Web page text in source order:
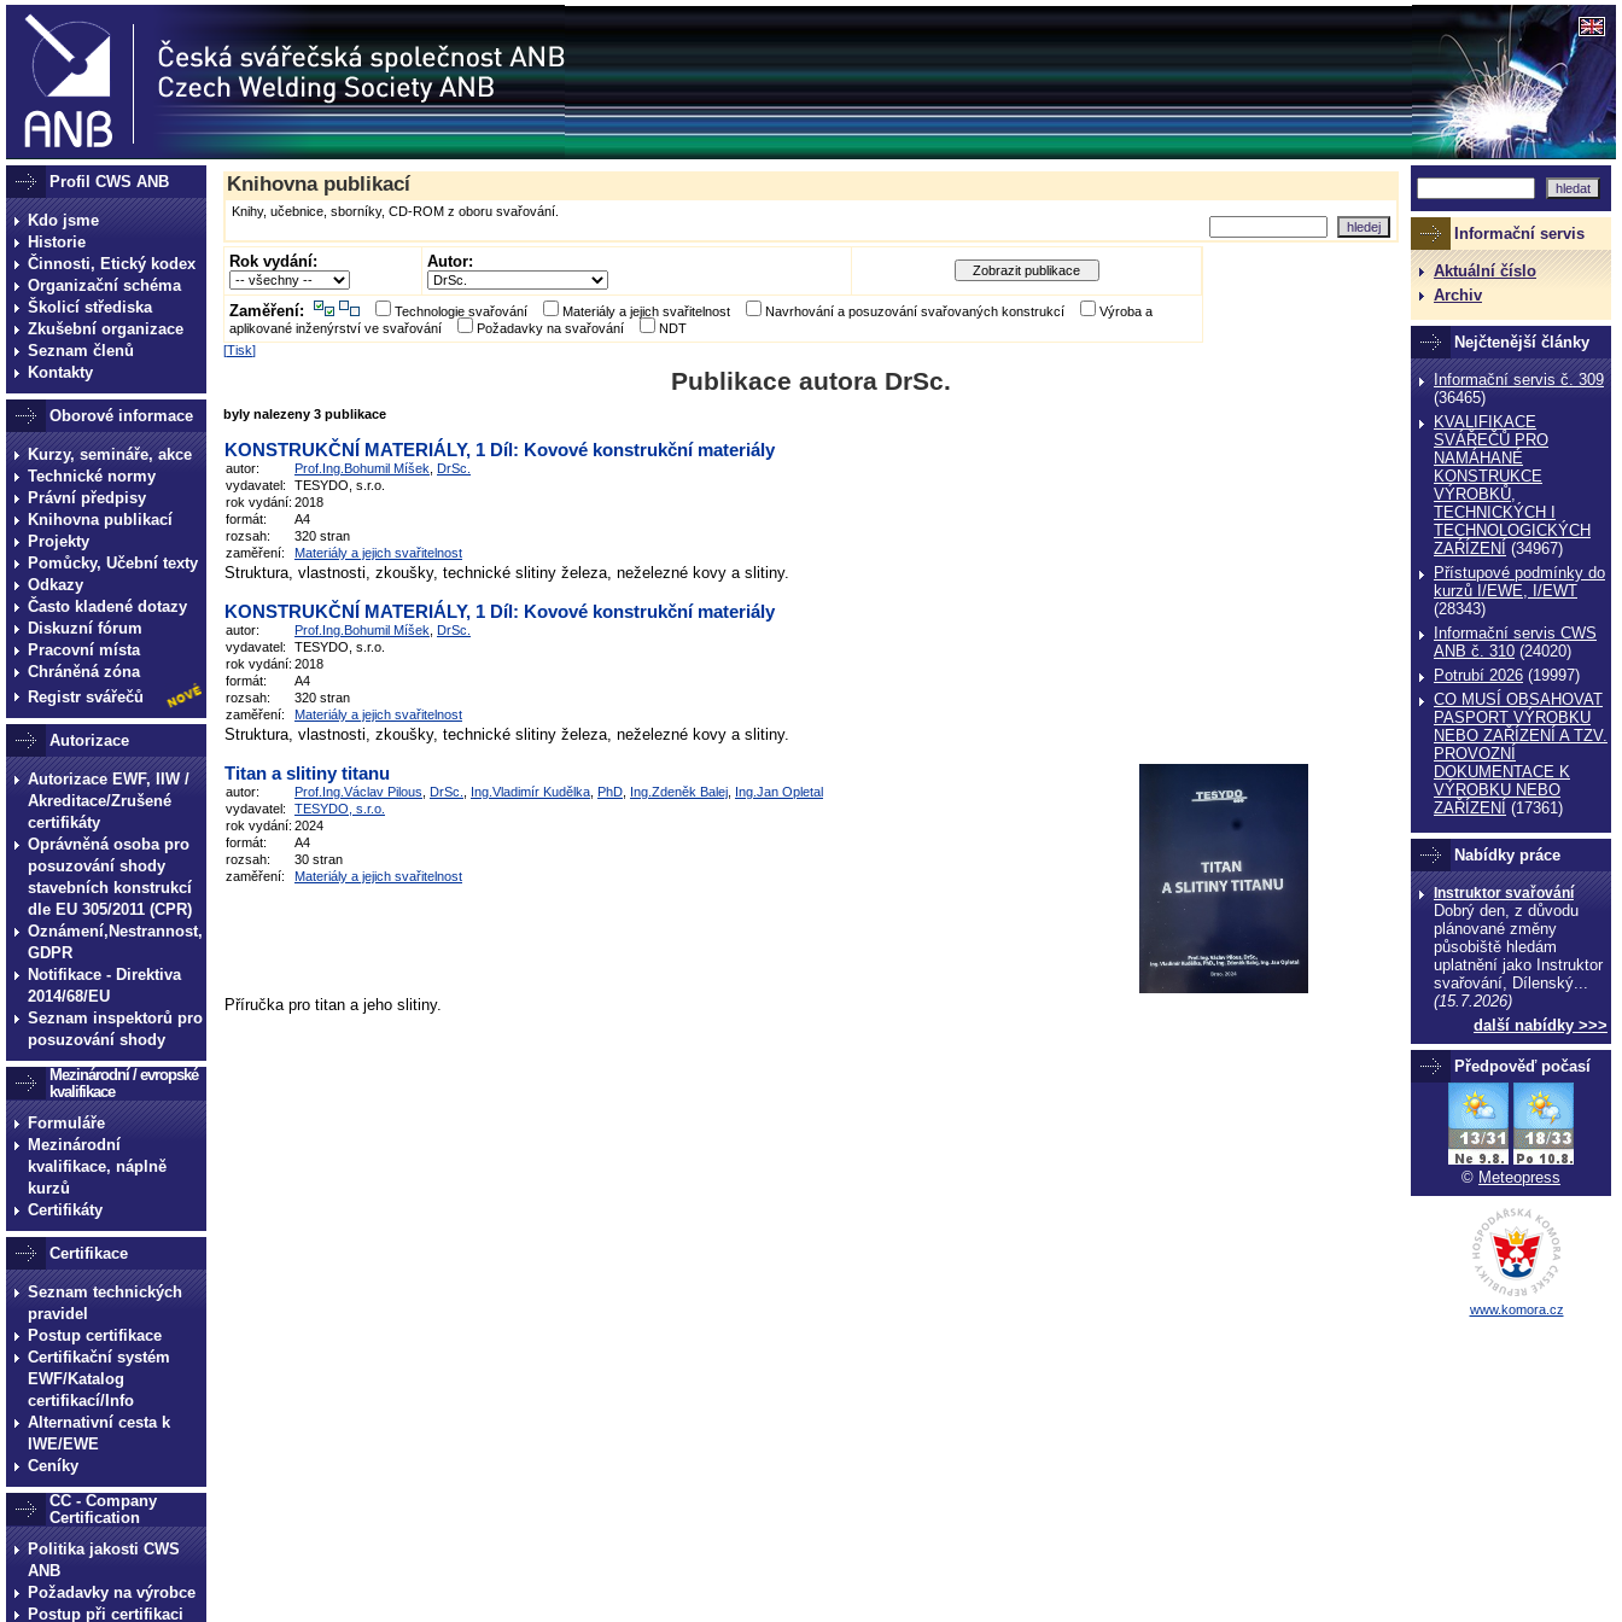
Profil CWS ANB
Kdo jsme
Historie
Činnosti, Etický kodex
Organizační schéma
Školicí střediska
Zkušební organizace
Seznam členů
Kontakty
Oborové informace
Kurzy, semináře, akce
Technické normy
Právní předpisy
Knihovna publikací
Projekty
Pomůcky, Učební texty
Odkazy
Často kladené dotazy
Diskuzní fórum
Pracovní místa
Chráněná zóna
Registr svářečů
Autorizace
Autorizace EWF, IIW /
Akreditace/Zrušené
certifikáty
Oprávněná osoba pro
posuzování shody
stavebních konstrukcí
dle EU 305/2011 (CPR)
Oznámení,Nestrannost,
GDPR
Notifikace - Direktiva
2014/68/EU
Seznam inspektorů pro
posuzování shody
Mezinárodní / evropské
kvalifikace
Formuláře
Mezinárodní
kvalifikace, náplně
kurzů
Certifikáty
Certifikace
Seznam technických
pravidel
Postup certifikace
Certifikační systém
EWF/Katalog
certifikací/Info
Alternativní cesta k
IWE/EWE
Ceníky
CC - Company
Certification
Politika jakosti CWS
ANB
Požadavky na výrobce
Postup při certifikaci
Knihovna publikací
Knihy, učebnice, sborníky, CD-ROM z oboru svařování.
Rok vydání: Autor:
Zaměření: Technologie svařování Materiály a jejich svařitelnost Navrhování a posuzování svařovaných konstrukcí
Výroba a
aplikované inženýrství ve svařování
Požadavky na svařování
NDT
[Tisk]
Publikace autora DrSc.
byly nalezeny 3 publikace
KONSTRUKČNÍ MATERIÁLY, 1 Díl: Kovové konstrukční materiály
autor: Prof.Ing.Bohumil Míšek DrSc.
vydavatel:
TESYDO, s.r.o.
rok vydání: 2018
formát:
A4
rozsah:
320 stran
zaměření:
Materiály a jejich svařitelnost
Struktura, vlastnosti, zkoušky, technické slitiny železa, neželezné kovy a slitiny.
KONSTRUKČNÍ MATERIÁLY, 1 Díl: Kovové konstrukční materiály
autor: Prof.Ing.Bohumil Míšek DrSc.
vydavatel:
TESYDO, s.r.o.
rok vydání: 2018
formát:
A4
rozsah:
320 stran
zaměření:
Materiály a jejich svařitelnost
Struktura, vlastnosti, zkoušky, technické slitiny železa, neželezné kovy a slitiny.
Titan a slitiny titanu
autor: Prof.Ing.Václav Pilous DrSc. Ing.Vladimír Kudělka PhD Ing.Zdeněk Balej Ing.Jan Opletal
vydavatel:
TESYDO, s.r.o.
rok vydání: 2024
formát:
A4
rozsah:
30 stran
zaměření:
Materiály a jejich svařitelnost
Příručka pro titan a jeho slitiny.
Informační servis
Aktuální číslo
Archiv
Nejčtenější články
Informační servis č. 309
(36465)
KVALIFIKACE
SVÁŘEČŮ PRO
NAMÁHANÉ
KONSTRUKCE
VÝROBKŮ,
TECHNICKÝCH I
TECHNOLOGICKÝCH
ZAŔÍZENÍ (34967)
Přístupové podmínky do
kurzů I/EWE, I/EWT
(28343)
Informační servis CWS
ANB č. 310 (24020)
Potrubí 2026 (19997)
CO MUSÍ OBSAHOVAT
PASPORT VÝROBKU
NEBO ZAŘÍZENÍ A TZV.
PROVOZNÍ
DOKUMENTACE K
VÝROBKU NEBO
ZAŘÍZENÍ (17361)
Nabídky práce
Instruktor svařování
Dobrý den, z důvodu
plánované změny
působiště hledám
uplatnění jako Instruktor
svařování, Dílenský...
(15.7.2026)
další nabídky >>>
Předpověď počasí
© Meteopress
www.komora.cz